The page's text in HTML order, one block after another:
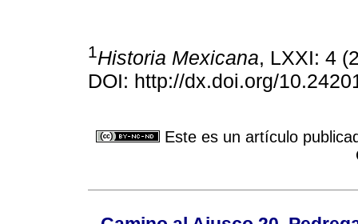
1Historia Mexicana, LXXI: 4
DOI: http://dx.doi.org/
Este es un artículo